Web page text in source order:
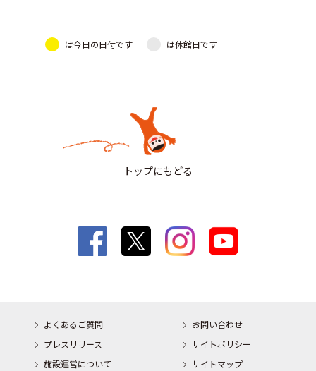
は今日の日付です は休館日です
トップにもどる
よくあるご質問
お問い合わせ
プレスリリース
サイトポリシー
施設運営について
サイトマップ